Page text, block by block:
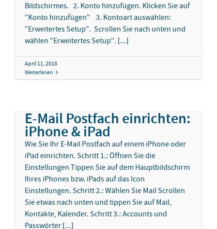
Bildschirmes. 2. Konto hinzufügen. Klicken Sie auf
"Konto hinzufügen" 3. Kontoart auswählen:
"Erweitertes Setup". Scrollen Sie nach unten und
wählen "Erweitertes Setup". [...]
April 11, 2018
Weiterlesen
E-Mail Postfach einrichten:
iPhone & iPad
Wie Sie Ihr E-Mail Postfach auf einem iPhone oder
iPad einrichten. Schritt 1.: Öffnen Sie die
Einstellungen Tippen Sie auf dem Hauptbildschirm
Ihres iPhones bzw. iPads auf das Icon
Einstellungen. Schritt 2.: Wählen Sie Mail Scrollen
Sie etwas nach unten und tippen Sie auf Mail,
Kontakte, Kalender. Schritt 3.: Accounts und
Passwörter [...]